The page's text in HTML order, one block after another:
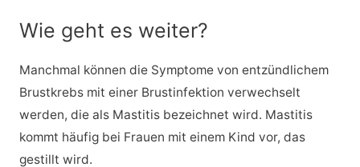
Wie geht es weiter?
Manchmal können die Symptome von entzündlichem
Brustkrebs mit einer Brustinfektion verwechselt
werden, die als Mastitis bezeichnet wird. Mastitis
kommt häufig bei Frauen mit einem Kind vor, das
gestillt wird.